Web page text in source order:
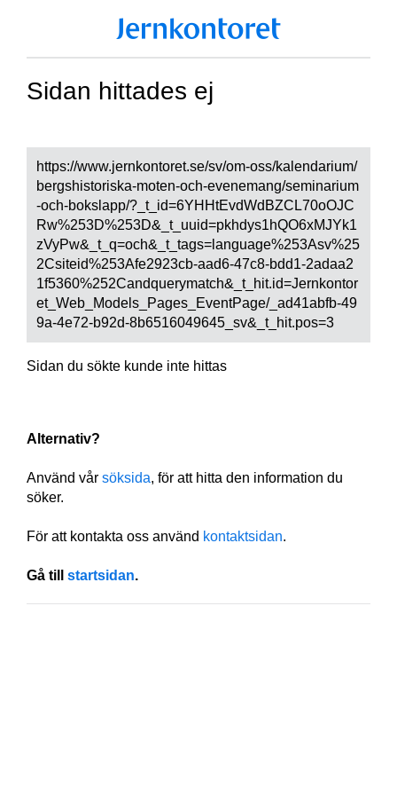
Sidan hittades ej
https://www.jernkontoret.se/sv/om-oss/kalendarium/
bergshistoriska-moten-och-evenemang/seminarium
-och-bokslapp/?_t_id=6YHHtEvdWdBZCL70oOJC
Rw%253D%253D&_t_uuid=pkhdys1hQO6xMJYk1
zVyPw&_t_q=och&_t_tags=language%253Asv%25
2Csiteid%253Afe2923cb-aad6-47c8-bdd1-2adaa2
1f5360%252Candquerymatch&_t_hit.id=Jernkontor
et_Web_Models_Pages_EventPage/_ad41abfb-49
9a-4e72-b92d-8b6516049645_sv&_t_hit.pos=3
Sidan du sökte kunde inte hittas
Alternativ?
Använd vår söksida, för att hitta den information du
söker.
För att kontakta oss använd kontaktsidan.
Gå till startsidan.